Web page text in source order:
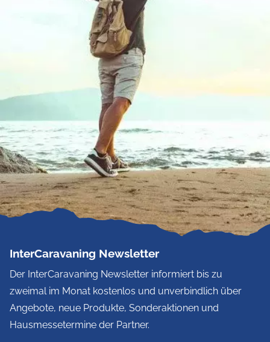
InterCaravaning Newsletter
Der InterCaravaning Newsletter informiert bis zu
zweimal im Monat kostenlos und unverbindlich über
Angebote, neue Produkte, Sonderaktionen und
Hausmessetermine der Partner.